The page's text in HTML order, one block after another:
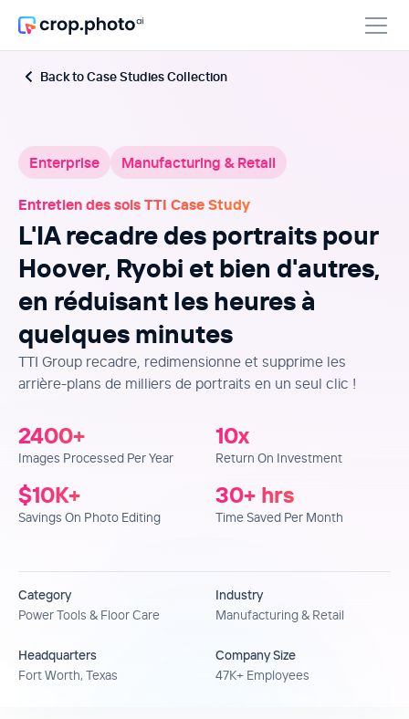
Back to Case Studies Collection
Enterprise Manufacturing & Retail
Entretien des sols TTI Case Study
L'IA recadre des portraits pour
Hoover, Ryobi et bien d'autres,
en réduisant les heures à
quelques minutes
TTI Group recadre, redimensionne et supprime les
arrière-plans de milliers de portraits en un seul clic !
2400+
Images Processed Per Year
10x
Return On Investment
$10K+
Savings On Photo Editing
30+ hrs
Time Saved Per Month
Category
Power Tools & Floor Care
Industry
Manufacturing & Retail
Headquarters
Fort Worth, Texas
Company Size
47K+ Employees